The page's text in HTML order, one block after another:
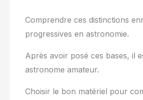
Comprendre ces distinctions
progressives en astronomie.
Après avoir posé ces bases, il
astronome amateur.
Choisir le bon matériel pour